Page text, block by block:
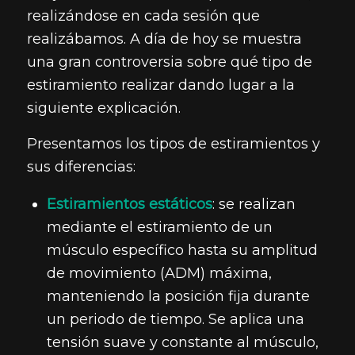
realizándose en cada sesión que
realizábamos. A día de hoy se muestra
una gran controversia sobre qué tipo de
estiramiento realizar dando lugar a la
siguiente explicación.
Presentamos los tipos de estiramientos y
sus diferencias:
Estiramientos estáticos: se realizan
mediante el estiramiento de un
músculo específico hasta su amplitud
de movimiento (ADM) máxima,
manteniendo la posición fija durante
un periodo de tiempo. Se aplica una
tensión suave y constante al músculo,